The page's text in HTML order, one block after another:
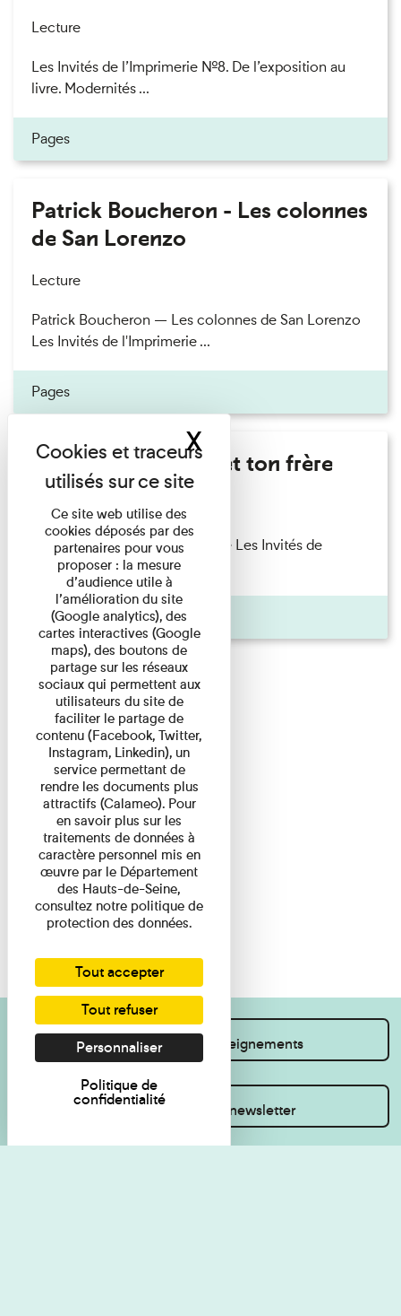
Lecture
Les Invités de l’Imprimerie n°8. De l’exposition au
livre. Modernités ...
Pages
Patrick Boucheron - Les colonnes
de San Lorenzo
Lecture
Patrick Boucheron — Les colonnes de San Lorenzo
Les Invités de l'Imprimerie ...
Pages
Marie Cosnay - Toi et ton frère
Lecture
Marie Cosnay — Toi et ton frère Les Invités de
l'Imprimerie n°10 À ...
Pages
Je souhaite des renseignements
Inscrivez-vous à la newsletter
Ce site web utilise des
cookies déposés par des
partenaires pour vous
proposer : la mesure
d’audience utile à
l’amélioration du site
(Google analytics), des
cartes interactives (Google
maps), des boutons de
partage sur les réseaux
sociaux qui permettent aux
utilisateurs du site de
faciliter le partage de
contenu (Facebook, Twitter,
Instagram, Linkedin), un
service permettant de
rendre les documents plus
attractifs (Calameo). Pour
en savoir plus sur les
traitements de données à
caractère personnel mis en
œuvre par le Département
des Hauts-de-Seine,
consultez notre politique de
protection des données.
Tout accepter
Tout refuser
Personnaliser
Politique de
confidentialité
XMasquer le